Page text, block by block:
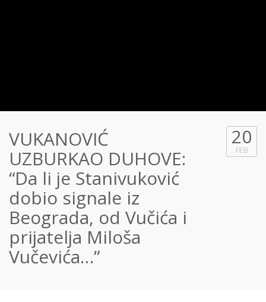
VUKANOVIĆ
UZBURKAO DUHOVE:
“Da li je Stanivuković
dobio signale iz
Beograda, od Vučića i
prijatelja Miloša
Vučevića…”
20
FEB